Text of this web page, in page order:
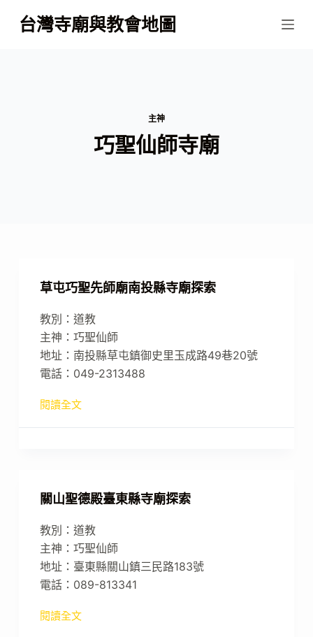
跳
至
台灣寺廟與教會地圖
主神
巧聖仙師寺廟
草屯巧聖先師廟南投縣寺廟探索
教別：道教
主神：巧聖仙師
地址：南投縣草屯鎮御史里玉成路49巷20號
電話：049-2313488
閱讀全文
關山聖德殿臺東縣寺廟探索
教別：道教
主神：巧聖仙師
地址：臺東縣關山鎮三民路183號
電話：089-813341
閱讀全文